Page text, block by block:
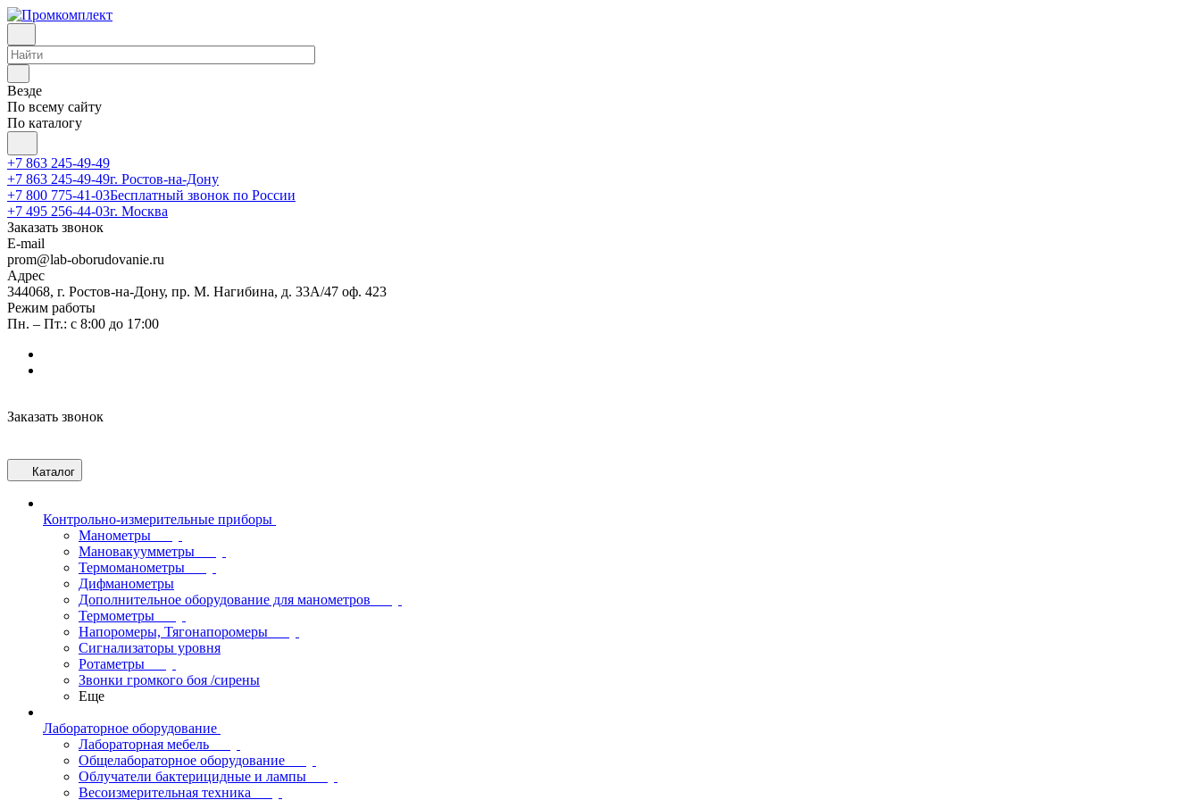
Везде
По всему сайту
По каталогу
+7 863 245-49-49
+7 863 245-49-49г. Ростов-на-Дону
+7 800 775-41-03Бесплатный звонок по России
+7 495 256-44-03г. Москва
Заказать звонок
E-mail
prom@lab-oborudovanie.ru
Адрес
344068, г. Ростов-на-Дону, пр. М. Нагибина, д. 33А/47 оф. 423
Режим работы
Пн. – Пт.: с 8:00 до 17:00
Заказать звонок
Каталог
Контрольно-измерительные приборы
Манометры
Мановакуумметры
Термоманометры
Дифманометры
Дополнительное оборудование для манометров
Термометры
Напоромеры, Тягонапоромеры
Сигнализаторы уровня
Ротаметры
Звонки громкого боя /сирены
Еще
Лабораторное оборудование
Лабораторная мебель
Общелабораторное оборудование
Облучатели бактерицидные и лампы
Весоизмерительная техника